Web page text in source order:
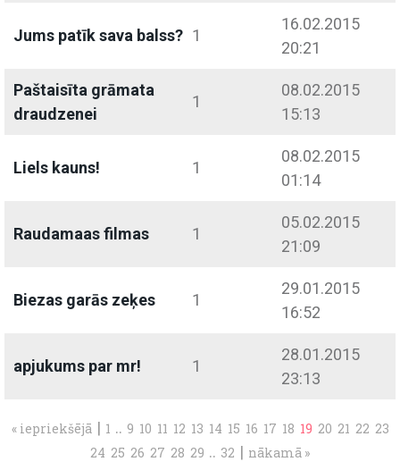
Jums patīk sava balss? 1
16.02.2015
20:21
Paštaisīta grāmata
draudzenei
1
08.02.2015
15:13
Liels kauns! 1
08.02.2015
01:14
Raudamaas filmas 1
05.02.2015
21:09
Biezas garās zeķes 1
29.01.2015
16:52
apjukums par mr! 1
28.01.2015
23:13
« iepriekšējā | 1 .. 9 10 11 12 13 14 15 16 17 18 19 20 21 22 23
24 25 26 27 28 29 .. 32 | nākamā »